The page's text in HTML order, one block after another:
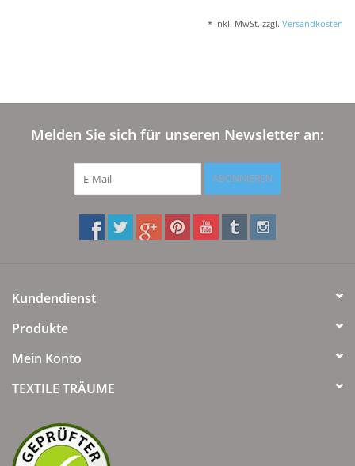
* Inkl. MwSt. zzgl. Versandkosten
Melden Sie sich für unseren Newsletter an:
ABONNIEREN
Kundendienst
Produkte
Mein Konto
TEXTILE TRÄUME